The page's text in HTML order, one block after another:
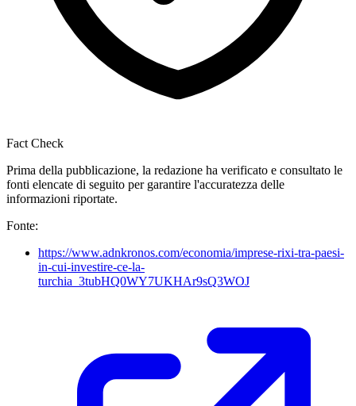
Fact Check
Prima della pubblicazione, la redazione ha verificato e consultato le
fonti elencate di seguito per garantire l'accuratezza delle
informazioni riportate.
Fonte:
https://www.adnkronos.com/economia/imprese-rixi-tra-paesi-
in-cui-investire-ce-la-
turchia_3tubHQ0WY7UKHAr9sQ3WOJ